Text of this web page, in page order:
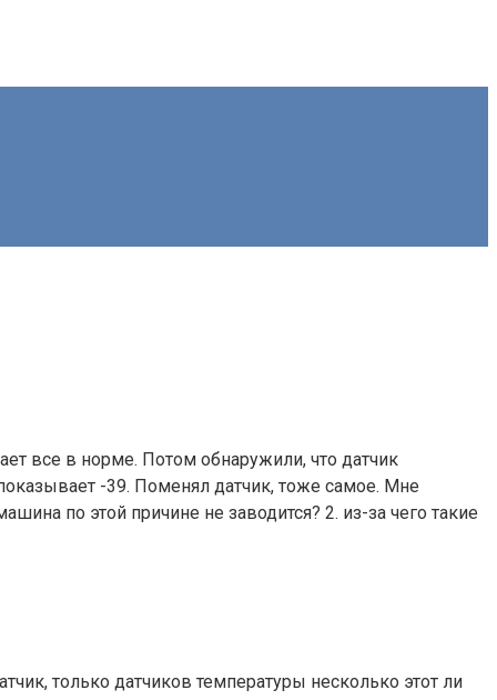
все в норме. Потом обнаружили, что датчик
-39. Поменял датчик, тоже самое. Мне
по этой причине не заводится? 2. из-за чего такие
только датчиков температуры несколько этот ли